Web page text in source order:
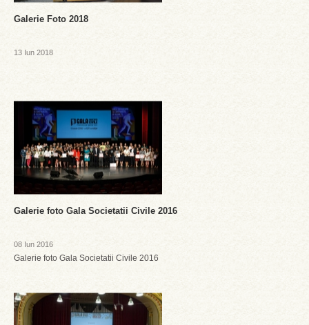
Galerie Foto 2018
13 Iun 2018
Galerie foto Gala Societatii Civile 2016
08 Iun 2016
Galerie foto Gala Societatii Civile 2016